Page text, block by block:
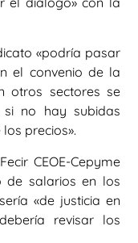
«podría pasar
el convenio de la
otros sectores se
si no hay subidas
precios».
CEOE-Cepyme
de salarios en los
«de justicia en
revisar los